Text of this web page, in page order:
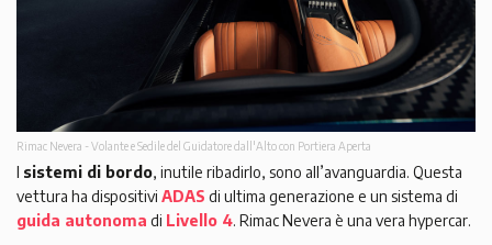
Rimac Nevera - Volante e Sedile del Guidatore dall'Alto con Portiera Aperta
I sistemi di bordo, inutile ribadirlo, sono all’avanguardia. Questa
vettura ha dispositivi ADAS di ultima generazione e un sistema di
guida autonoma di Livello 4. Rimac Nevera è una vera hypercar.